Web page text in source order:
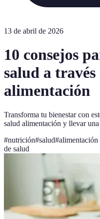
13 de abril de 2026
10 consejos
salud a través
alimentación
Transforma tu bienestar con
salud alimentación y llevar
#nutrición#salud#alimentación
de salud